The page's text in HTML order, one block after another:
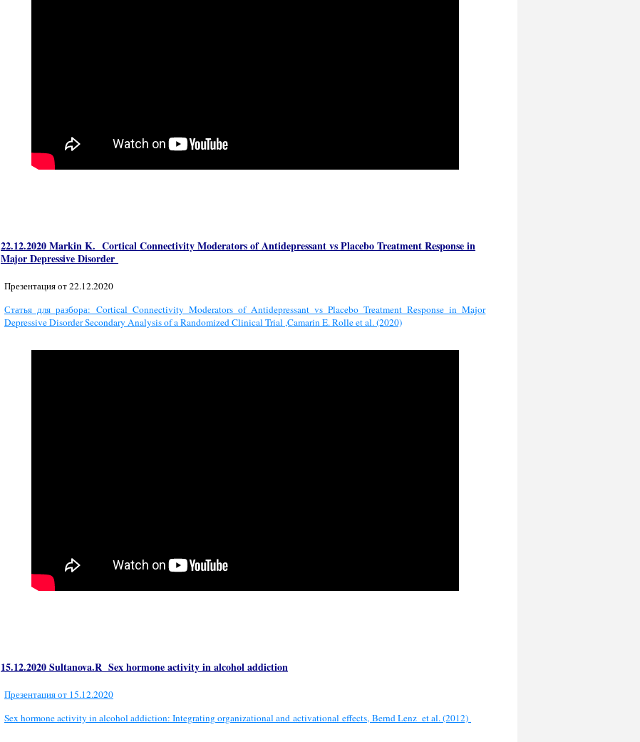
22.12.2020 Markin K. Cortical Connectivity Moderators of Antidepressant vs Placebo Treatment Response in
Major Depressive Disorder
Презентация от 22.12.2020
Статья для разбора: Cortical Connectivity Moderators of Antidepressant vs Placebo Treatment Response in Major
Depressive Disorder Secondary Analysis of a Randomized Clinical Trial ,Camarin E. Rolle et al. (2020)
15.12.2020 Sultanova.R Sex hormone activity in alcohol addiction
Презентация от 15.12.2020
Sex hormone activity in alcohol addiction: Integrating organizational and activational effects, Bernd Lenz et al. (2012)